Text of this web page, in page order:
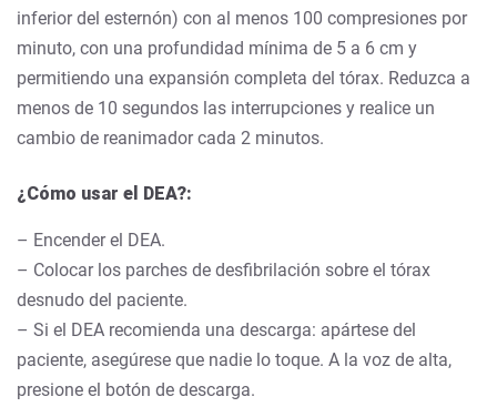
inferior del esternón) con al menos 100 compresiones por
minuto, con una profundidad mínima de 5 a 6 cm y
permitiendo una expansión completa del tórax. Reduzca a
menos de 10 segundos las interrupciones y realice un
cambio de reanimador cada 2 minutos.
¿Cómo usar el DEA?:
– Encender el DEA.
– Colocar los parches de desfibrilación sobre el tórax
desnudo del paciente.
– Si el DEA recomienda una descarga: apártese del
paciente, asegúrese que nadie lo toque. A la voz de alta,
presione el botón de descarga.